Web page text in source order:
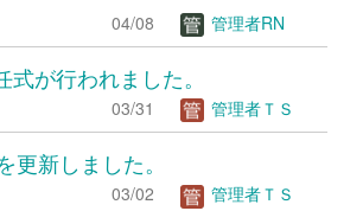
04/08 管理者RN
が行われました。
03/31 管理者ＴＳ
更新しました。
03/02 管理者ＴＳ